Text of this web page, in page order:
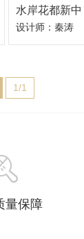
水岸花都新中
设计师：秦涛
1/1
量保障